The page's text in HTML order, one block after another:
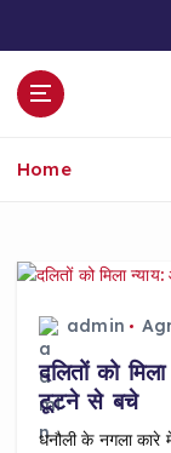
Home
admin
दलितों को
टूटने से बचे
धनौली के नगला कारे